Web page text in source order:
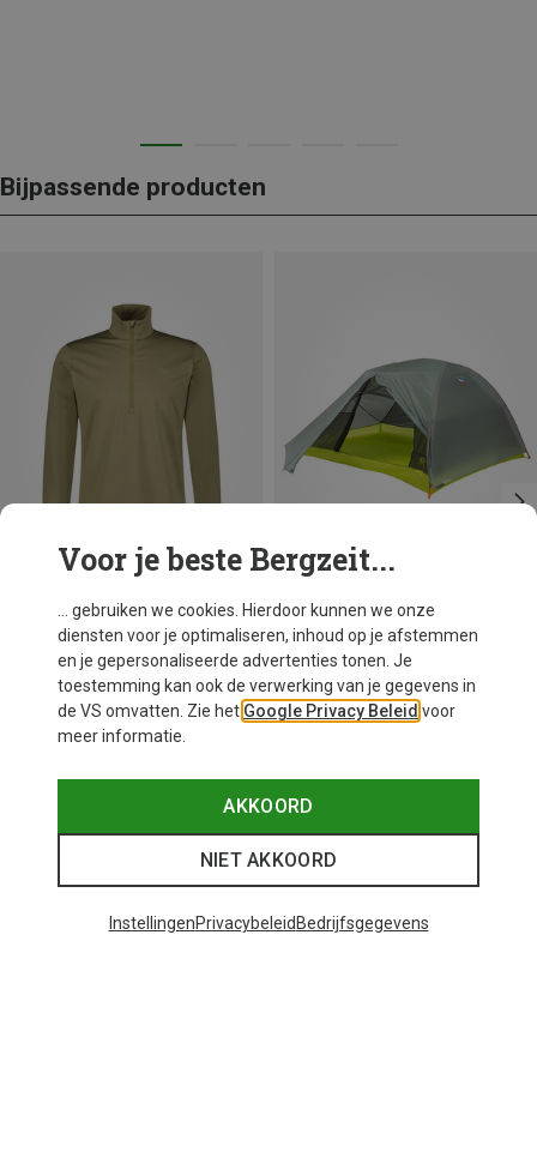
Bijpassende producten
Je bespaart 26%
Tiger Wall UL2 Tent
€ 516,95
Voor je beste Bergzeit...
... gebruiken we cookies. Hierdoor kunnen we onze
diensten voor je optimaliseren, inhoud op je afstemmen
en je gepersonaliseerde advertenties tonen. Je
toestemming kan ook de verwerking van je gegevens in
de VS omvatten. Zie het Google Privacy Beleid voor
meer informatie.
AKKOORD
NIET AKKOORD
InstellingenPrivacybeleid Bedrijfsgegevens